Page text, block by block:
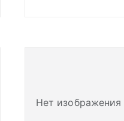
Нет изображения